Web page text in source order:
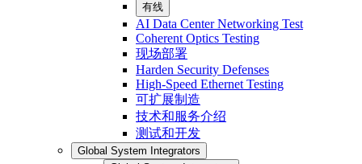
有线
AI Data Center Networking Test
Coherent Optics Testing
现场部署
Harden Security Defenses
High-Speed Ethernet Testing
可扩展制造
技术和服务介绍
测试和开发
Global System Integrators